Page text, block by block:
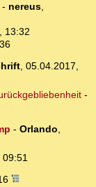
- nereus,
13:32
, 05.04.2017,
-
- Orlando,
09:51